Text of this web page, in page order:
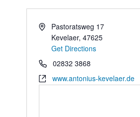
Pastoratsweg 17
Kevelaer, 47625
Get Directions
02832 3868
www.antonius-kevelaer.de